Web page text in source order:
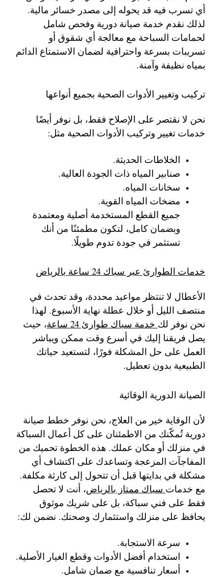
أي تسرب فيه قد يحوله إلى مصدر خسائر مالية.
لذلك نقدم خدمة صيانة دورية وفحص شامل
لحمامات السباحة مع معالجة أي شقوق أو
تسريبات بسرعة واحترافية لضمان الاستمتاع الدائم
بمياه نظيفة وآمنة.
تركيب وتغيير الأدوات الصحية بجميع أنواعها
نحن لا نقتصر على الإصلاح فقط، بل نوفر أيضًا
خدمات تغيير وتركيب الأدوات الصحية مثل:
الخلاطات الحديثة.
صنابير المياه ذات الجودة العالية.
سخانات المياه.
مضخات المياه القوية.
جميع القطع المستخدمة أصلية ومعتمدة
وبضمان كامل، لتكون مطمئنًا من أنك
تستثمر في جودة تدوم طويلًا.
خدمات الطوارئ عبر سباك 24 ساعة بالرياض
الأعطال لا تنتظر مواعيد محددة، وقد تحدث في
منتصف الليل أو خلال عطلة نهاية الأسبوع. لهذا
نحن نوفر لك خدمة سباك طوارئ 24 ساعة
، حيث
يصل فريقنا إليك في أسرع وقت ممكن ويباشر
العمل على حل المشكلة فورًا، لتستعيد حياتك
الطبيعية بدون تعطيل.
الصيانة الدورية الوقائية
لأن الوقاية خير من العلاج، نحن نوفر خطط صيانة
دورية تُمكّنك من الاطمئنان على كل أعمال السباكة
في منزلك أو مكان عملك. هذه الخطوة تحميك من
المفاجآت المزعجة وتساعدك على اكتشاف أي
مشكلة في بدايتها قبل أن تتحول إلى كارثة مكلفة.
مع خدمات سباك ممتاز بالرياض، أنت لا تحصل
فقط على فني سباكة، بل على شريك موثوق
يحافظ على منزلك واستثمارك وصحتك. نضمن لك:
سرعة الاستجابة.
استخدام أفضل الأدوات وقطع الغيار الأصلية.
أسعار تنافسية مع ضمان شامل.